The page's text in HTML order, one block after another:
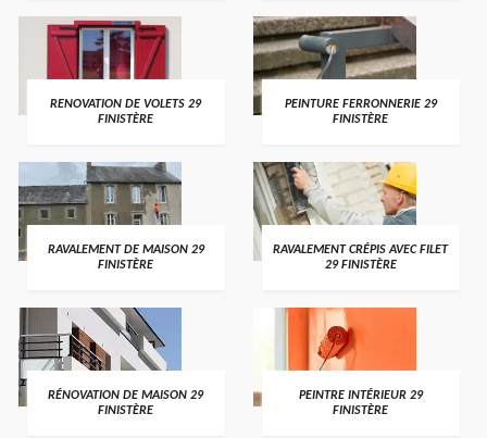
RENOVATION DE VOLETS 29
FINISTÈRE
PEINTURE FERRONNERIE 29
FINISTÈRE
RAVALEMENT DE MAISON 29
FINISTÈRE
RAVALEMENT CRÉPIS AVEC FILET
29 FINISTÈRE
RÉNOVATION DE MAISON 29
FINISTÈRE
PEINTRE INTÉRIEUR 29
FINISTÈRE